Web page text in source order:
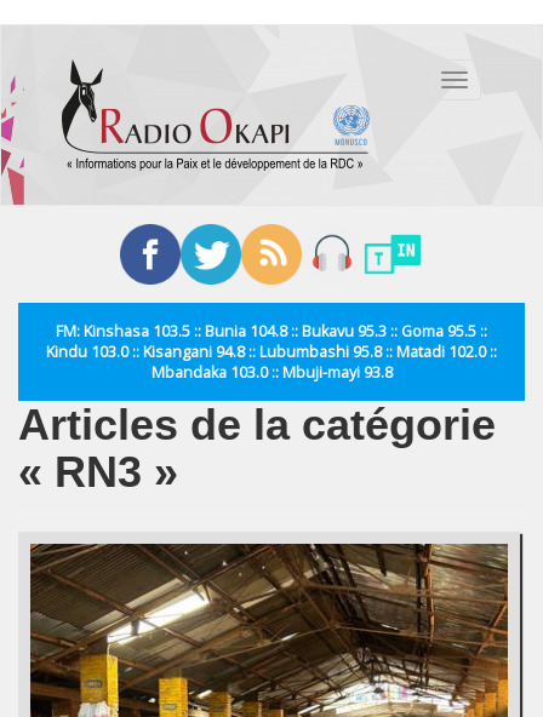
contenu
principal
Toggle
FM: Kinshasa 103.5 :: Bunia 104.8 :: Bukavu 95.3 :: Goma 95.5 ::
Kindu 103.0 :: Kisangani 94.8 :: Lubumbashi 95.8 :: Matadi 102.0 ::
Mbandaka 103.0 :: Mbuji-mayi 93.8
Articles de la catégorie
« RN3 »